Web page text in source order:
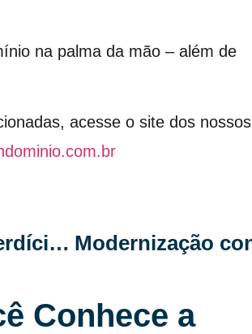
na palma da mão – além de
acesse o site dos nossos
6 soluções inteligentes para evitar desperdício de água no condomínio
Conhece a